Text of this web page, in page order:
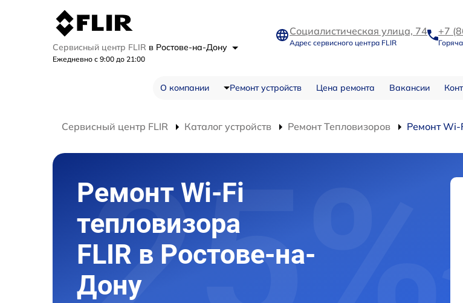
Сервисный центр FLIR в Ростове-на-Дону
Ежедневно с 9:00 до 21:00
Социалистическая улица, 74
Адрес сервисного центра FLIR
+7
О компании Ремонт устройств Цена ремонта Вакансии
Сервисный центр FLIR Каталог устройств Ремонт Тепловизоров Ремонт Wi-
Ремонт Wi-Fi
тепловизора
FLIR в Ростове-на-
Дону